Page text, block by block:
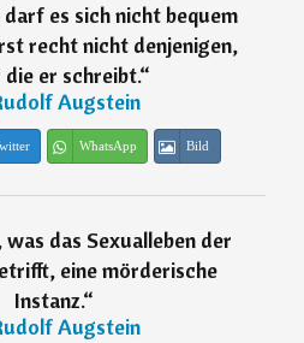
darf es sich nicht bequem
recht nicht denjenigen,
die er schreibt.“
Augstein
WhatsApp Bild
das Sexualleben der
eine mörderische
Instanz.“
Augstein